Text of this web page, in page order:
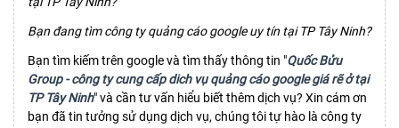
Bạn đang tìm công ty quảng cáo google uy tín tại TP Tây Ninh?
Bạn tìm kiếm trên google và tìm thấy thông tin "Quốc Bửu
Group - công ty cung cấp dich vụ quảng cáo google giá rẽ ở tại
TP Tây Ninh" và cần tư vấn hiểu biết thêm dịch vụ? Xin cám ơn
bạn đã tin tưởng sử dụng dịch vụ, chúng tôi tự hào là công ty